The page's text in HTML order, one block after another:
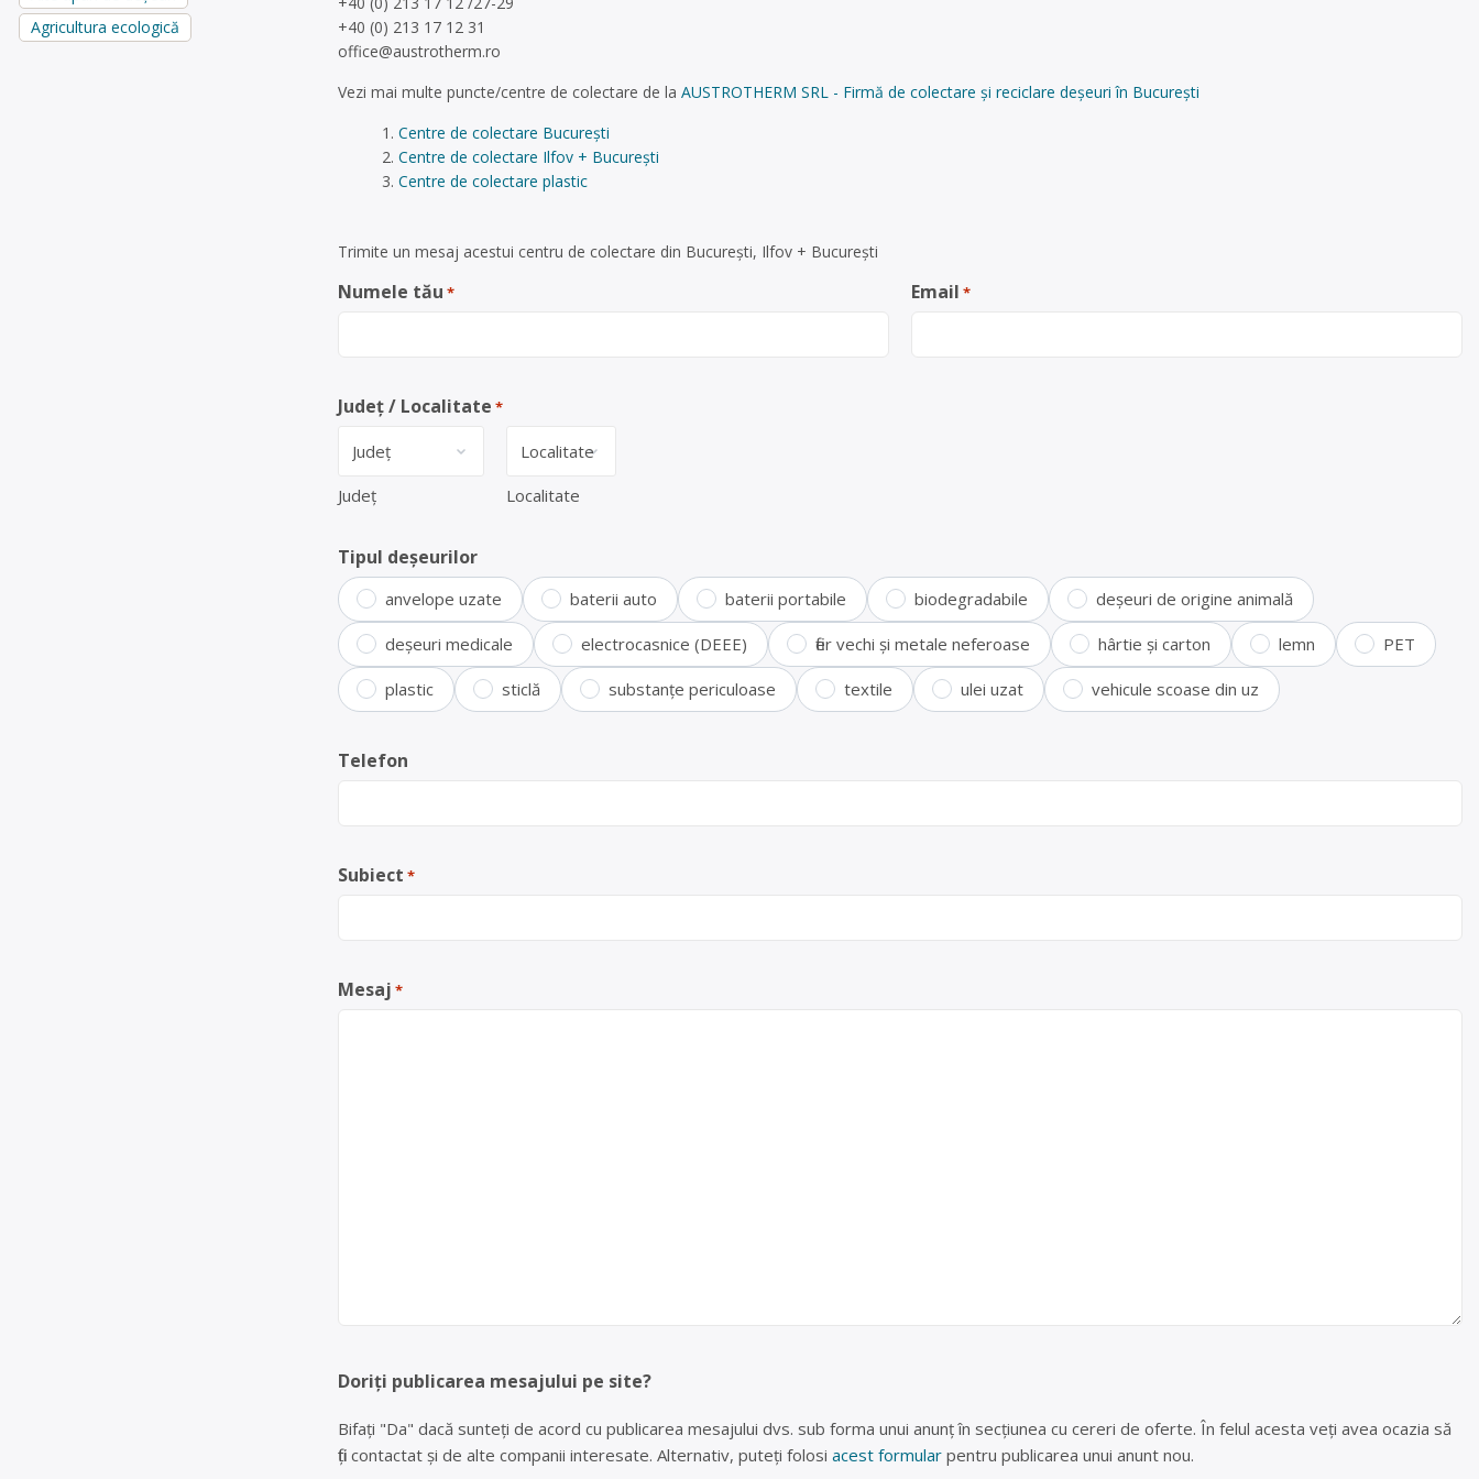
Agricultura ecologică
+40 (0) 213 17 12 31
office@austrotherm.ro
Vezi mai multe puncte/centre de colectare de la AUSTROTHERM SRL - Firmă de colectare și reciclare deșeuri în București
Centre de colectare București
Centre de colectare Ilfov + București
Centre de colectare plastic
Trimite un mesaj acestui centru de colectare din București, Ilfov + București
Numele tău * Email *
Județ / Localitate *
Județ Localitate
Tipul deșeurilor
anvelope uzate baterii auto baterii portabile biodegradabile deșeuri de origine animală
deșeuri medicale electrocasnice (DEEE) fier vechi și metale neferoase hârtie și carton lemn PET
plastic sticlă substanțe periculoase textile ulei uzat vehicule scoase din uz
Telefon
Subiect *
Mesaj *
Doriți publicarea mesajului pe site?
Bifați "Da" dacă sunteți de acord cu publicarea mesajului dvs. sub forma unui anunț în secțiunea cu cereri de oferte. În felul acesta veți avea ocazia să
fiți contactat și de alte companii interesate. Alternativ, puteți folosi acest formular pentru publicarea unui anunt nou.